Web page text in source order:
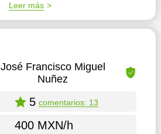
Leer más
José Francisco Miguel
Nuñez
5 comentarios: 13
400 MXN/h